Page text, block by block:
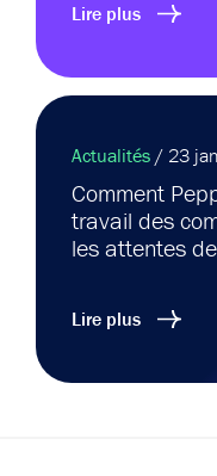
Lire plus
Actualités / 23
Comment
travail des
les attentes
Lire plus